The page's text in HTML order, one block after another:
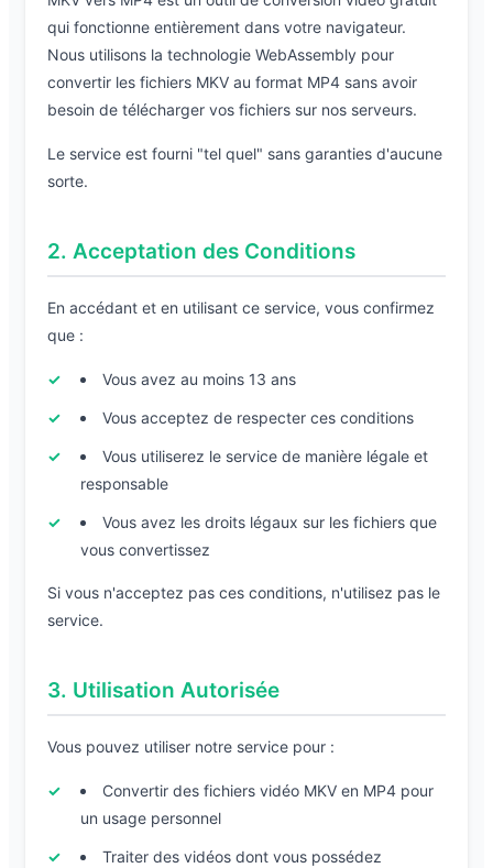
qui fonctionne entièrement dans votre navigateur.
Nous utilisons la technologie WebAssembly pour
convertir les fichiers MKV au format MP4 sans avoir
besoin de télécharger vos fichiers sur nos serveurs.
Le service est fourni "tel quel" sans garanties d'aucune
sorte.
2. Acceptation des Conditions
En accédant et en utilisant ce service, vous confirmez
que :
Vous avez au moins 13 ans
Vous acceptez de respecter ces conditions
Vous utiliserez le service de manière légale et
responsable
Vous avez les droits légaux sur les fichiers que
vous convertissez
Si vous n'acceptez pas ces conditions, n'utilisez pas le
service.
3. Utilisation Autorisée
Vous pouvez utiliser notre service pour :
Convertir des fichiers vidéo MKV en MP4 pour
un usage personnel
Traiter des vidéos dont vous possédez